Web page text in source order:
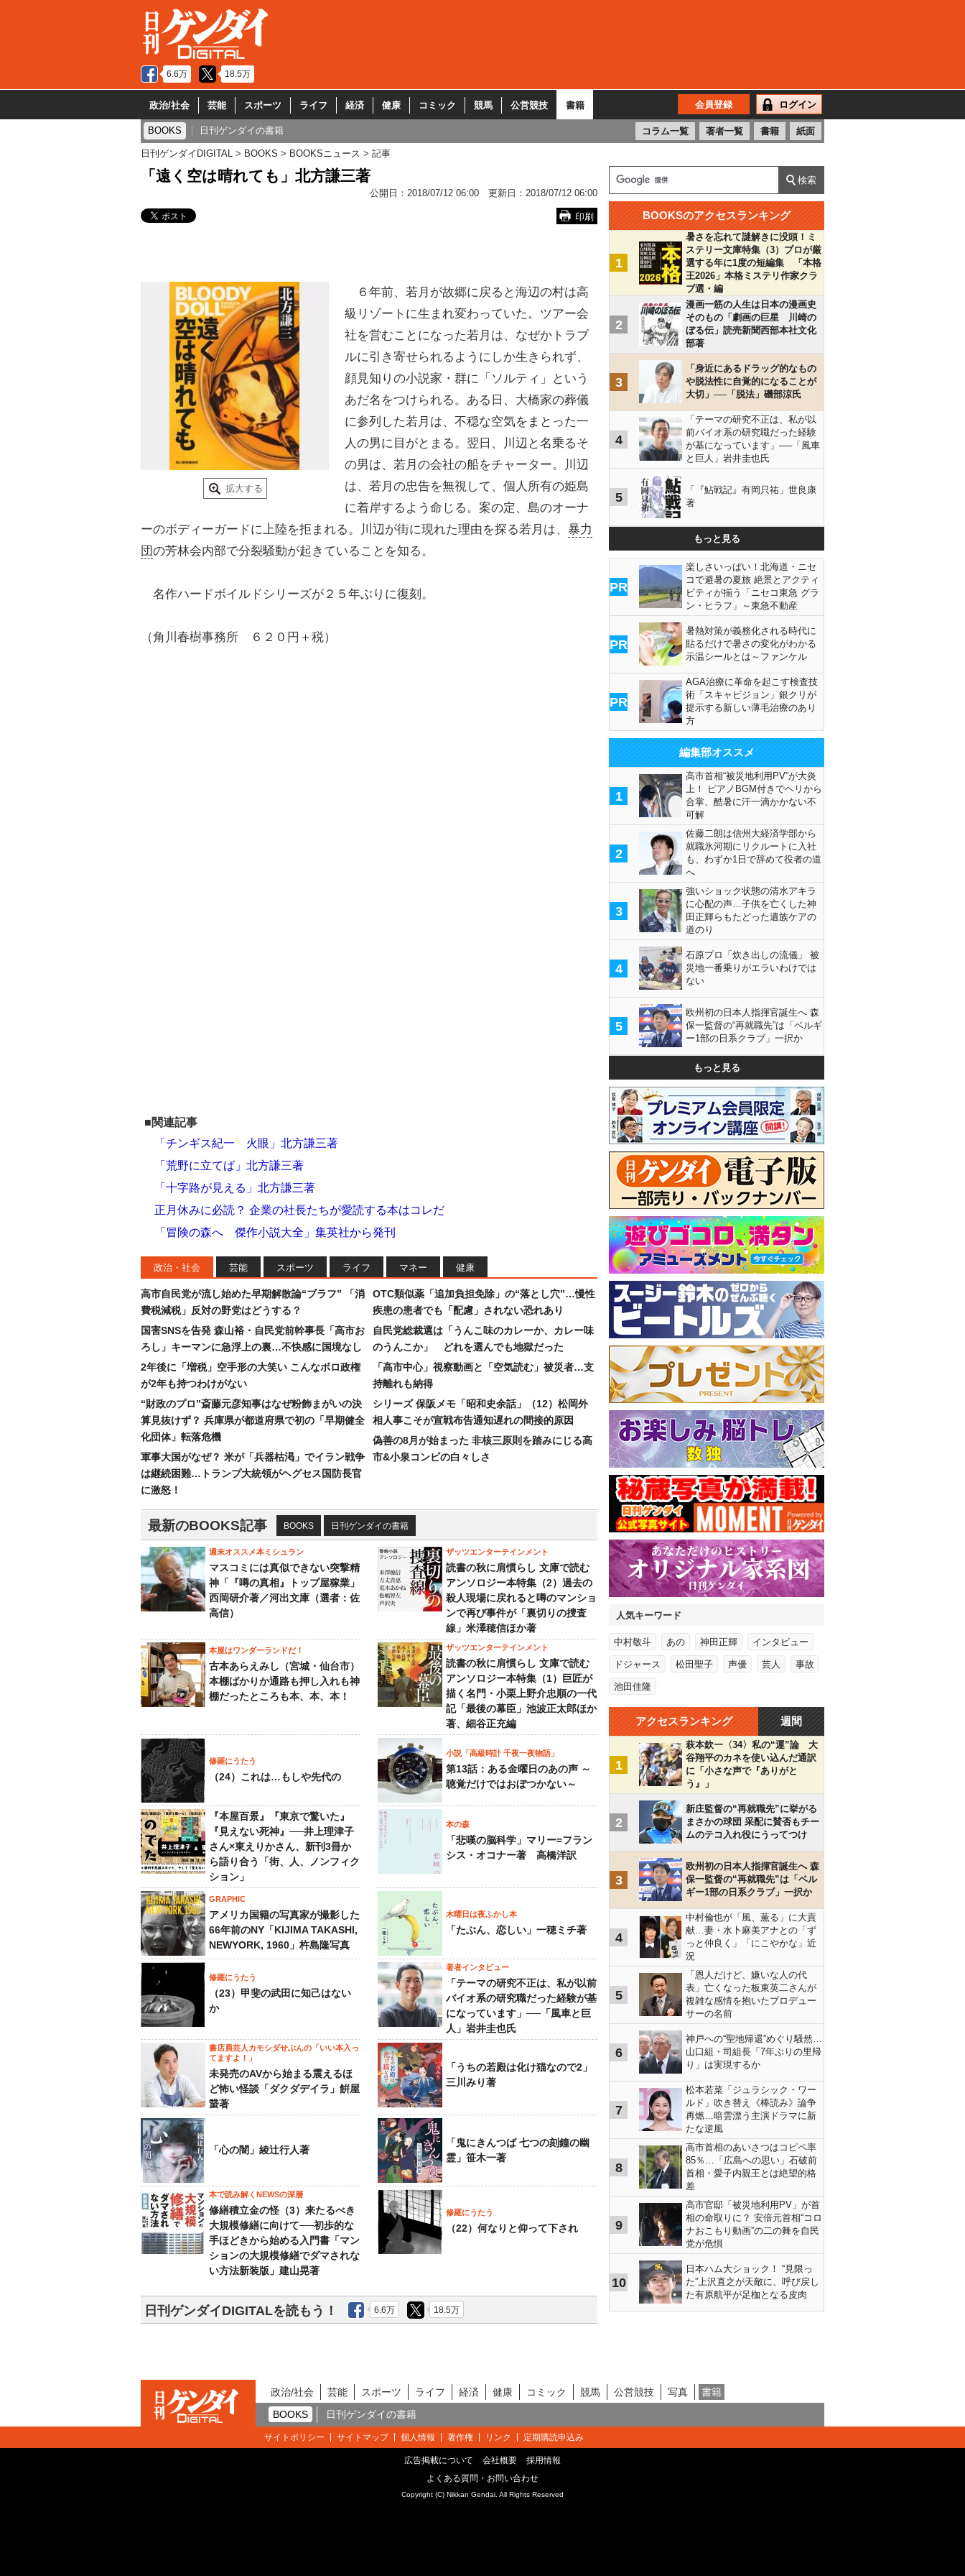
6.6万 18.5万
政治/社会 芸能 スポーツ ライフ 経済 健康 コミック 競馬 公営競技 書籍 会員登録 ログイン
BOOKS 日刊ゲンダイの書籍 コラム一覧 著者一覧 書籍 紙面
日刊ゲンダイDIGITAL BOOKS BOOKSニュース 記事
「遠く空は晴れても」北方謙三著
公開日： 2018/07/12 06:00 更新日： 2018/07/12 06:00
印刷
拡大する
６年前、若月が故郷に戻ると海辺の村は高
級リゾートに生まれ変わっていた。ツアー会
社を営むことになった若月は、なぜかトラブ
ルに引き寄せられるようにしか生きられず、
顔見知りの小説家・群に「ソルティ」という
あだ名をつけられる。ある日、大橋家の葬儀
に参列した若月は、不穏な空気をまとった一
人の男に目がとまる。翌日、川辺と名乗るそ
の男は、若月の会社の船をチャーター。川辺
は、若月の忠告を無視して、個人所有の姫島
に着岸するよう命じる。案の定、島のオーナ
ーのボディーガードに上陸を拒まれる。川辺が街に現れた理由を探る若月は、 暴力
団の芳林会内部で分裂騒動が起きていることを知る。
名作ハードボイルドシリーズが２５年ぶりに復刻。
（角川春樹事務所 ６２０円＋税）
■関連記事
「チンギス紀一 火眼」北方謙三著
「荒野に立てば」北方謙三著
「十字路が見える」北方謙三著
正月休みに必読？ 企業の社長たちが愛読する本はコレだ
「冒険の森へ 傑作小説大全」集英社から発刊
政治・社会 芸能 スポーツ ライフ マネー 健康
高市自民党が流し始めた早期解散論“ブラフ” 「消
費税減税」反対の野党はどうする？
国害SNSを告発 森山裕・自民党前幹事長「高市お
ろし」キーマンに急浮上の裏…不快感に国境なし
2年後に「増税」空手形の大笑い こんなボロ政権
が2年も持つわけがない
“財政のプロ”斎藤元彦知事はなぜ粉飾まがいの決
算見抜けず？ 兵庫県が都道府県で初の「早期健全
化団体」転落危機
軍事大国がなぜ？ 米が「兵器枯渇」でイラン戦争
は継続困難…トランプ大統領がヘグセス国防長官
に激怒！
OTC類似薬「追加負担免除」の“落とし穴”…慢性
疾患の患者でも「配慮」されない恐れあり
自民党総裁選は「うんこ味のカレーか、カレー味
のうんこか」 どれを選んでも地獄だった
「高市中心」視察動画と「空気読む」被災者…支
持離れも納得
シリーズ 保阪メモ「昭和史余話」（12）松岡外
相人事こそが宣戦布告通知遅れの間接的原因
偽善の8月が始まった 非核三原則を踏みにじる高
市&小泉コンビの白々しさ
最新のBOOKS記事 BOOKS 日刊ゲンダイの書籍
週末オススメ本ミシュラン
マスコミには真似できない突撃精
神「『噂の真相』トップ屋稼業」
西岡研介著／河出文庫（選者：佐
高信）
ザッツエンターテインメント
読書の秋に肩慣らし 文庫で読む
アンソロジー本特集（2）過去の
殺人現場に戻れると噂のマンショ
ンで再び事件が「裏切りの捜査
線」米澤穂信ほか著
本屋はワンダーランドだ！
古本あらえみし（宮城・仙台市）
本棚ばかりか通路も押し入れも神
棚だったところも本、本、本！
ザッツエンターテインメント
読書の秋に肩慣らし 文庫で読む
アンソロジー本特集（1）巨匠が
描く名門・小栗上野介忠順の一代
記「最後の幕臣」池波正太郎ほか
著、細谷正充編
修羅にうたう
（24）これは…もしや先代の
小説「高級時計 千夜一夜物語」
第13話：ある金曜日のあの声 ～
聴覚だけではおぼつかない～
『本屋百景』『東京で驚いた』
『見えない死神』──井上理津子
さん×東えりかさん、新刊3冊か
ら語り合う「街、人、ノンフィク
ション」
本の森
「悲嘆の脳科学」マリー=フラン
シス・オコナー著 高橋洋訳
GRAPHIC
アメリカ国籍の写真家が撮影した
66年前のNY「KIJIMA TAKASHI,
NEWYORK, 1960」杵島隆写真
木曜日は夜ふかし本
「たぶん、恋しい」一穂ミチ著
修羅にうたう
（23）甲斐の武田に知己はない
か
著者インタビュー
「テーマの研究不正は、私が以前
バイオ系の研究職だった経験が基
になっています」──「風車と巨
人」岩井圭也氏
書店員芸人カモシダせぶんの「いい本入っ
てますよ！」
未発売のAVから始まる震えるほ
ど怖い怪談「ダクダデイラ」餠屋
䖸著
「うちの若殿は化け猫なので2」
三川みり著
「心の闇」綾辻行人著
「鬼にきんつば 七つの刻鐘の幽
霊」笹木一著
本で読み解くNEWSの深層
修繕積立金の怪（3）来たるべき
大規模修繕に向けて──初歩的な
手ほどきから始める入門書「マン
ションの大規模修繕でダマされな
い方法新装版」建山晃著
修羅にうたう
（22）何なりと仰って下され
日刊ゲンダイDIGITALを読もう！ 6.6万 18.5万
BOOKSのアクセスランキング
1
暑さを忘れて謎解きに没頭！ミ
ステリー文庫特集（3）プロが厳
選する年に1度の短編集 「本格
王2026」本格ミステリ作家クラ
ブ選・編
2
漫画一筋の人生は日本の漫画史
そのもの「劇画の巨星 川崎の
ぼる伝」読売新聞西部本社文化
部著
3
「身近にあるドラッグ的なもの
や脱法性に自覚的になることが
大切」──「脱法」磯部涼氏
4
「テーマの研究不正は、私が以
前バイオ系の研究職だった経験
が基になっています」──「風車
と巨人」岩井圭也氏
5
「『鮎戦記』有岡只祐」世良康
著
もっと見る
PR
楽しさいっぱい！北海道・ニセ
コで避暑の夏旅 絶景とアクティ
ビティが揃う「ニセコ東急 グラ
ン・ヒラフ」～東急不動産
PR
暑熱対策が義務化される時代に
貼るだけで暑さの変化がわかる
示温シールとは～ファンケル
PR
AGA治療に革命を起こす検査技
術「スキャビジョン」銀クリが
提示する新しい薄毛治療のあり
方
編集部オススメ
1
高市首相“被災地利用PV”が大炎
上！ ピアノBGM付きでヘリから
合掌、酷暑に汗一滴かかない不
可解
2
佐藤二朗は信州大経済学部から
就職氷河期にリクルートに入社
も、わずか1日で辞めて役者の道
へ
3
強いショック状態の清水アキラ
に心配の声…子供を亡くした神
田正輝らもたどった遺族ケアの
道のり
4
石原プロ「炊き出しの流儀」 被
災地一番乗りがエラいわけでは
ない
5
欧州初の日本人指揮官誕生へ 森
保一監督の“再就職先”は「ベルギ
ー1部の日系クラブ」一択か
もっと見る
人気キーワード
中村敬斗 あの 神田正輝 インタビュー
ドジャース 松田聖子 声優 芸人 事故
池田佳隆
アクセスランキング 週間
1
萩本欽一〈34〉私の“運”論 大
谷翔平のカネを使い込んだ通訳
に「小さな声で『ありがと
う』」
2
新庄監督の“再就職先”に挙がる
まさかの球団 采配に賛否もチー
ムのテコ入れ役にうってつけ
3
欧州初の日本人指揮官誕生へ 森
保一監督の“再就職先”は「ベル
ギー1部の日系クラブ」一択か
4
中村倫也が「風、薫る」に大貢
献…妻・水卜麻美アナとの「ず
っと仲良く」「にこやかな」近
況
5
「恩人だけど、嫌いな人の代
表」亡くなった板東英二さんが
複雑な感情を抱いたプロデュー
サーの名前
6
神戸への“聖地帰還”めぐり騒然…
山口組・司組長「7年ぶりの里帰
り」は実現するか
7
松本若菜「ジュラシック・ワー
ルド」吹き替え《棒読み》論争
再燃…暗雲漂う主演ドラマに新
たな逆風
8
高市首相のあいさつはコピペ率
85％…「広島への思い」石破前
首相・愛子内親王とは絶望的格
差
9
高市官邸「被災地利用PV」が首
相の命取りに？ 安倍元首相“コロ
ナおこもり動画”の二の舞を自民
党が危惧
10
日本ハム大ショック！ “見限っ
た”上沢直之が天敵に、呼び戻し
た有原航平が足枷となる皮肉
政治/社会 芸能 スポーツ ライフ 経済 健康 コミック 競馬 公営競技 写真
書籍
BOOKS
日刊ゲンダイの書籍
サイトポリシー サイトマップ 個人情報 著作権 リンク 定期購読申込み
広告掲載について 会社概要
採用情報
よくある質問・お問い合わせ
Copyright (C) Nikkan Gendai. All Rights Reserved